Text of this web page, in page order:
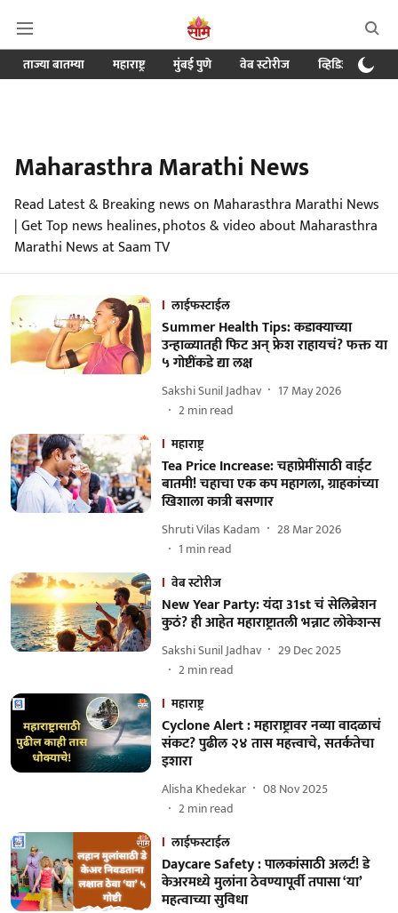
ताज्या बातम्या महाराष्ट्र मुंबई पुणे वेब स्टोरीज व्हिडिओ
Maharasthra Marathi News
Read Latest & Breaking news on Maharasthra Marathi News
| Get Top news healines, photos & video about Maharasthra
Marathi News at Saam TV
लाईफस्टाईल
Summer Health Tips: कडाक्याच्या
उन्हाळ्यातही फिट अन् फ्रेश राहायचं? फक्त या
५ गोष्टींकडे द्या लक्ष
Sakshi Sunil Jadhav
17 May 2026
2min read
महाराष्ट्र
Tea Price Increase: चहाप्रेमींसाठी वाईट
बातमी! चहाचा एक कप महागला, ग्राहकांच्या
खिशाला कात्री बसणार
Shruti Vilas Kadam
28 Mar 2026
1 min read
वेब स्टोरीज
New Year Party: यंदा 31st चं सेलिब्रेशन
कुठं? ही आहेत महाराष्ट्रातली भन्नाट लोकेशन्स
Sakshi Sunil Jadhav
29 Dec 2025
2min read
महाराष्ट्र
Cyclone Alert : महाराष्ट्रावर नव्या वादळाचं
संकट? पुढील २४ तास महत्त्वाचे, सतर्कतेचा
इशारा
Alisha Khedekar
08 Nov 2025
2min read
लाईफस्टाईल
Daycare Safety : पालकांसाठी अलर्ट! डे
केअरमध्ये मुलांना ठेवण्यापूर्वी तपासा ‘या’
महत्वाच्या सुविधा